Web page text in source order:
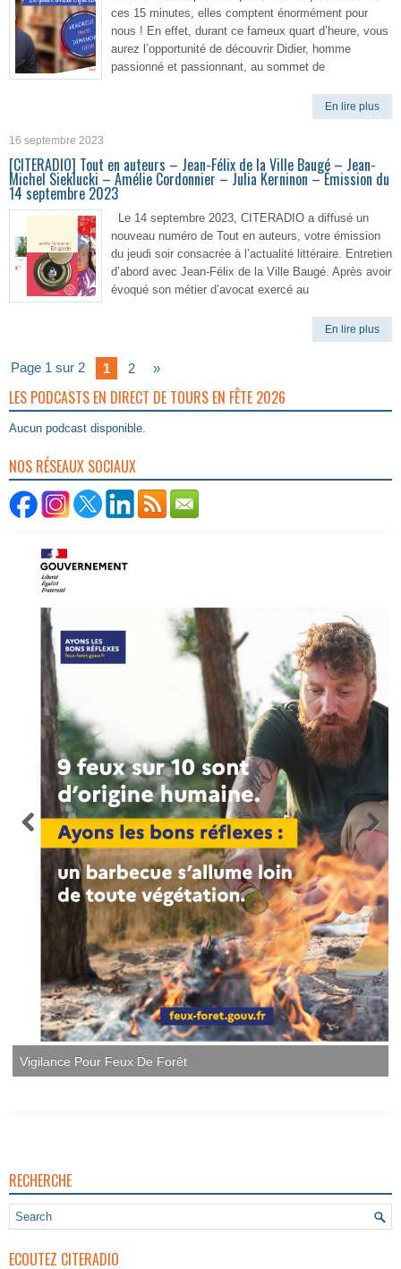
ces 15 minutes, elles comptent énormément pour
nous ! En effet, durant ce fameux quart d’heure, vous
aurez l’opportunité de découvrir Didier, homme
passionné et passionnant, au sommet de
En lire plus
16 septembre 2023
[CITERADIO] Tout en auteurs – Jean-Félix de la Ville Baugé – Jean-
Michel Sieklucki – Amélie Cordonnier – Julia Kerninon – Émission du
14 septembre 2023
Le 14 septembre 2023, CITERADIO a diffusé un
nouveau numéro de Tout en auteurs, votre émission
du jeudi soir consacrée à l’actualité littéraire. Entretien
d’abord avec Jean-Félix de la Ville Baugé. Après avoir
évoqué son métier d’avocat exercé au
En lire plus
Page 1 sur 2 1 2 »
LES PODCASTS EN DIRECT DE TOURS EN FÊTE 2026
Aucun podcast disponible.
NOS RÉSEAUX SOCIAUX
RECHERCHE
ECOUTEZ CITERADIO